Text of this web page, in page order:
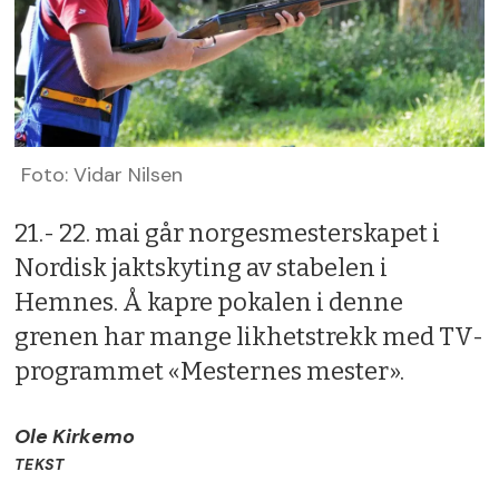
Foto: Vidar Nilsen
21.- 22. mai går norgesmesterskapet i
Nordisk jaktskyting av stabelen i
Hemnes. Å kapre pokalen i denne
grenen har mange likhetstrekk med TV-
programmet «Mesternes mester».
Ole Kirkemo
TEKST